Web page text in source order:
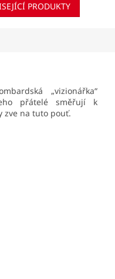
PRODUKTY
„vizionářka“
přátelé směřují k
zve na tuto pouť.